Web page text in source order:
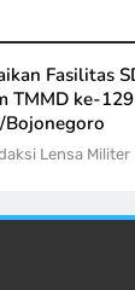
Fasilitas
TMMD ke-
Bojonegoro
Lensa Militer